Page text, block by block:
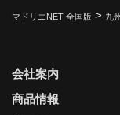
マドリエNET 全国版 > 九州
会社案内
商品情報